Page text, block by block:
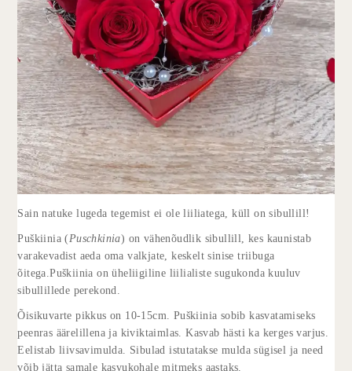
Sain natuke lugeda tegemist ei ole liiliatega, küll on sibullill!
Puškiinia ( Puschkinia) on vähenõudlik sibullill, kes kaunistab
varakevadist aeda oma valkjate, keskelt sinise triibuga
õitega.Puškiinia on üheliigiline liilialiste sugukonda kuuluv
sibullillede perekond.
Õisikuvarte pikkus on 10-15cm. Puškiinia sobib kasvatamiseks
peenras äärelillena ja kiviktaimlas. Kasvab hästi ka kerges varjus.
Eelistab liivsavimulda. Sibulad istutatakse mulda sügisel ja need
võib jätta samale kasvukohale mitmeks aastaks.